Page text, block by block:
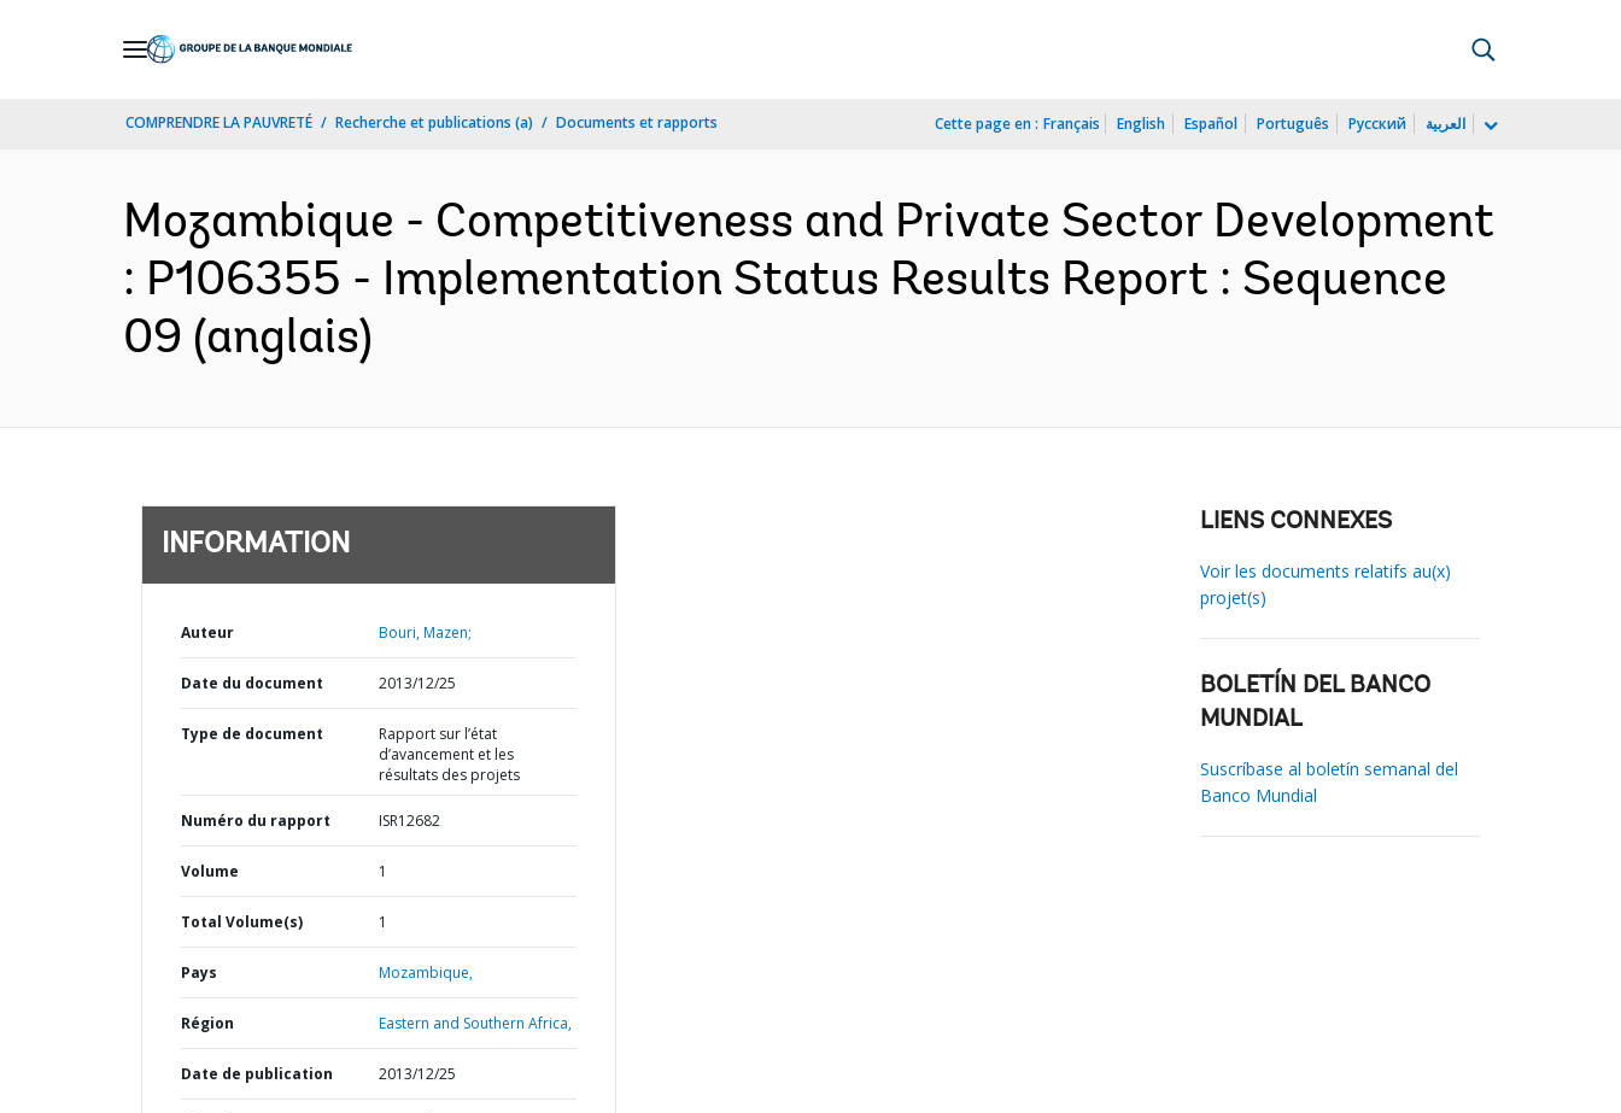
COMPRENDRE LA PAUVRETÉ Recherche et publications (a) Documents et rapports Cette page en : Français English Español Português Русский العربية
Mozambique - Competitiveness and Private Sector Development
: P106355 - Implementation Status Results Report : Sequence
09 (anglais)
INFORMATION
Auteur Bouri, Mazen;
Date du document 2013/12/25
Type de document
Rapport sur l’état
d’avancement et les
résultats des projets
Numéro du rapport ISR12682
Volume 1
Total Volume(s) 1
Pays Mozambique,
Région Eastern and Southern Africa,
Date de publication 2013/12/25
LIENS CONNEXES
Voir les documents relatifs au(x)
projet(s)
BOLETÍN DEL BANCO
MUNDIAL
Suscríbase al boletín semanal del
Banco Mundial